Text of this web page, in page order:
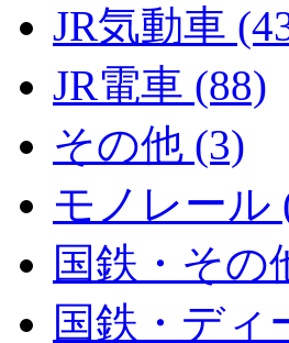
JR気動車
JR電車 (88)
その他 (3)
モノレール
国鉄・その
国鉄・ディ